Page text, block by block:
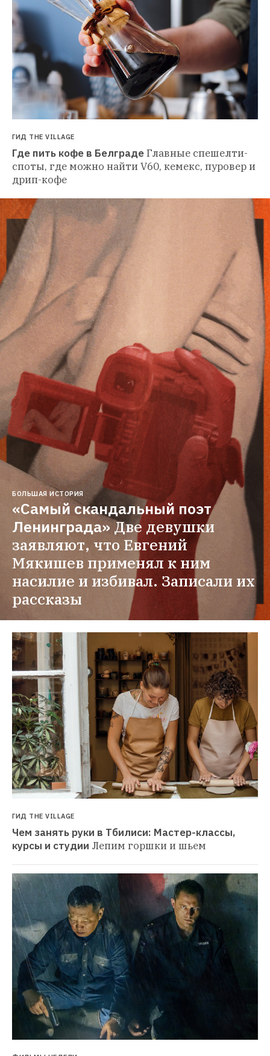
ГИД THE VILLAGE
Где пить кофе в БелградеГлавные спешелти-
споты, где можно найти V60, кемекс, пуровер и
дрип-кофе
БОЛЬШАЯ ИСТОРИЯ
«Самый скандальный поэт
Ленинграда»Две девушки
заявляют, что Евгений
Мякишев применял к ним
насилие и избивал. Записали их
рассказы
ГИД THE VILLAGE
Чем занять руки в Тбилиси: Мастер-классы,
курсы и студии Лепим горшки и шьем